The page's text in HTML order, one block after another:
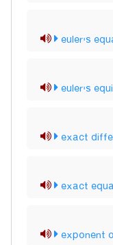
euler's
euler's
exact
exact
exponent